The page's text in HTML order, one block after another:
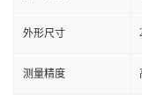
外形尺寸
测量精度